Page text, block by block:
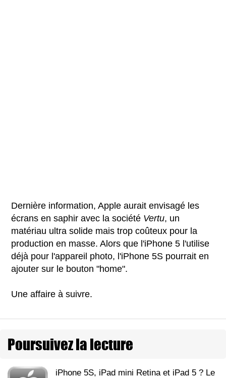
Dernière information, Apple aurait envisagé les
écrans en saphir avec la société Vertu, un
matériau ultra solide mais trop coûteux pour la
production en masse. Alors que l'iPhone 5 l'utilise
déjà pour l'appareil photo, l'iPhone 5S pourrait en
ajouter sur le bouton "home".
Une affaire à suivre.
Poursuivez la lecture
iPhone 5S, iPad mini Retina et iPad 5 ? Le